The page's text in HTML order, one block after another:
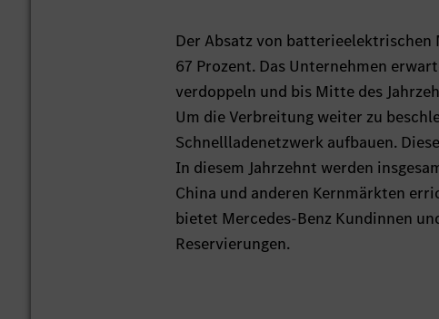
Der Absatz von batterieelektrischen
67 Prozent. Das Unternehmen
verdoppeln und bis Mitte des
Um die Verbreitung weiter zu
Schnellladenetzwerk aufbauen.
In diesem Jahrzehnt werden
China und anderen Kernmärkten
bietet Mercedes-Benz Kundinnen
Reservierungen.